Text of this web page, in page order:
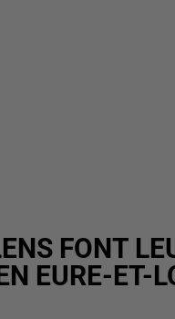
FONT
EURE-ET-